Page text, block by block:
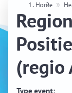
Home
(regio
Type event: